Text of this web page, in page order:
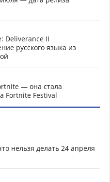
Deliverance II
русского языка из
— она стала
Fortnite Festival
нельзя делать 24 апреля